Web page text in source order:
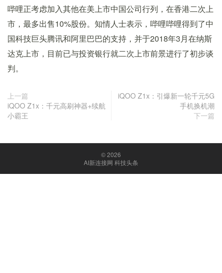
哔哩正考虑加入其他在美上市中国公司行列，在香港二次上
市，最多出售10%股份。知情人士表示，哔哩哔哩得到了中
国科技巨头腾讯和阿里巴巴的支持，并于2018年3月在纳斯
达克上市，目前已与投资银行就二次上市前景进行了初步谈
判。
上一篇
iQOO Z1x：千元高刷神器+续航
小霸王
iQOO Z1x：引爆新一轮千元5G
手机换机潮
下一篇
© 2026
AI新连接网 科技头条